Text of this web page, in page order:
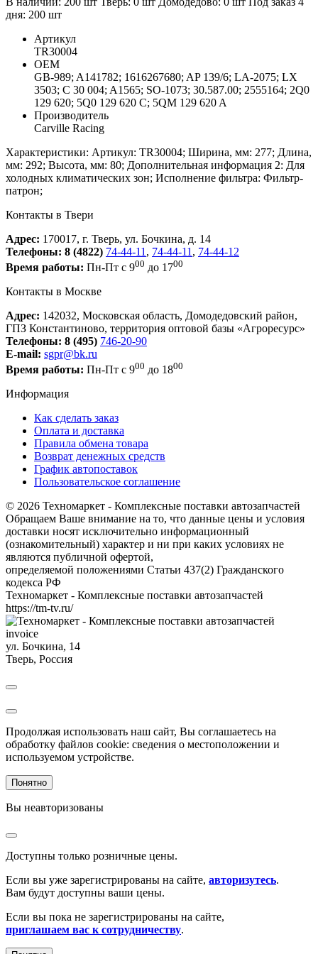
дня: 200 шт
Артикул
TR30004
ОЕМ
GB-989; A141782; 1616267680; AP 139/6; LA-2075; LX
3503; C 30 004; A1565; SO-1073; 30.587.00; 2555164; 2Q0
129 620; 5Q0 129 620 C; 5QM 129 620 A
Производитель
Carville Racing
Характеристики: Артикул: TR30004; Ширина, мм: 277; Длина,
мм: 292; Высота, мм: 80; Дополнительная информация 2: Для
холодных климатических зон; Исполнение фильтра: Фильтр-
патрон;
Контакты в Твери
Адрес: 170017, г. Тверь, ул. Бочкина, д. 14
Телефоны: 8 (4822) 74-44-11 , 74-44-11 , 74-44-12
Время работы: Пн-Пт с 900 до 1700
Контакты в Москве
Адрес: 142032, Московская область, Домодедовский район,
ГПЗ Константиново, территория оптовой базы «Агроресурс»
Телефоны: 8 (495) 746-20-90
E-mail: sgpr@bk.ru
Время работы: Пн-Пт с 900 до 1800
Информация
Как сделать заказ
Оплата и доставка
Правила обмена товара
Возврат денежных средств
График автопоставок
Пользовательское соглашение
© 2026 Техномаркет - Комплексные поставки автозапчастей
Обращаем Ваше внимание на то, что данные цены и условия
доставки носят исключительно информационный
(ознакомительный) характер и ни при каких условиях не
являются публичной офертой,
определяемой положениями Статьи 437(2) Гражданского
кодекса РФ
Техномаркет - Комплексные поставки автозапчастей
https://tm-tv.ru/
invoice
ул. Бочкина, 14
Тверь, Россия
Продолжая использовать наш сайт, Вы соглашаетесь на
обработку файлов cookie: сведения о местоположении и
используемом устройстве.
Понятно
Вы неавторизованы
Доступны только розничные цены.
Если вы уже зарегистрированы на сайте, авторизутесь.
Вам будут доступны ваши цены.
Если вы пока не зарегистрированы на сайте,
приглашаем вас к сотрудничеству.